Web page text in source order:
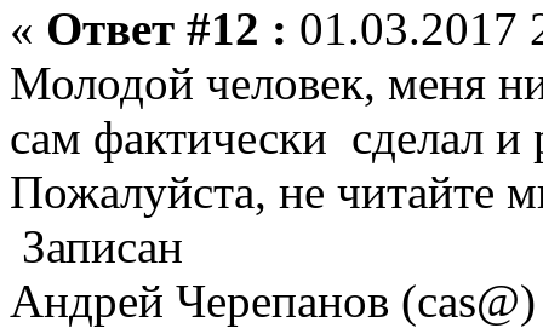
« Ответ #12 : 01.03.2017
Молодой человек, меня
сам фактически сделал и
Пожалуйста, не читайте
Записан
Андрей Черепанов (cas@)